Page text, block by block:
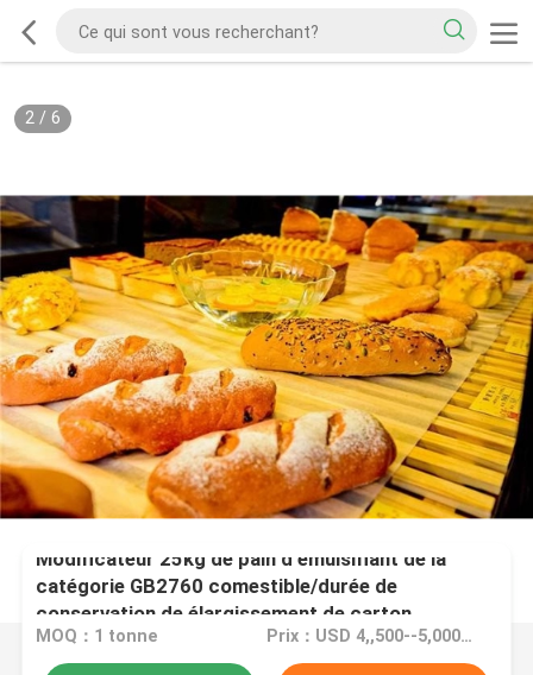
2/ 6
Modificateur 25kg de pain d'émulsifiant de la
catégorie GB2760 comestible/durée de
conservation de élargissement de carton
MOQ：1 tonne Prix：USD 4,,500--5,000/ton FOB Port Guangzhou